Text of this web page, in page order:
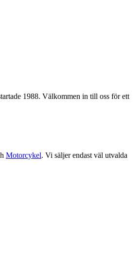
1988. Välkommen in till oss för ett
Motorcykel. Vi säljer endast väl utvalda